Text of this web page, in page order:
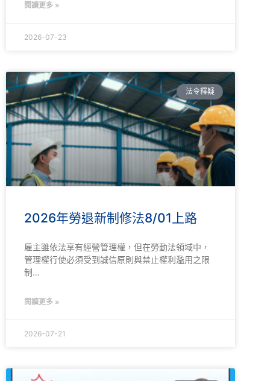
閱讀更多 »
2026-07-23
法令釋疑
2026年勞退新制修法8/01上路
雇主雖依法享有經營管理權，但在勞動法領域中，
管理權行使必須受到誠信原則與禁止權利濫用之限
制…
閱讀更多 »
2026-07-21